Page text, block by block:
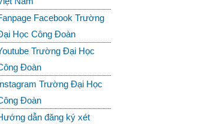
Facebook Trường
Học Công Đoàn
Trường Đại Học
Đoàn
Trường Đại Học
Đoàn
dẫn đăng ký xét